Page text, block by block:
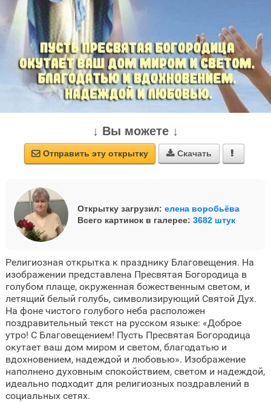
↓ Вы можете ↓
 Отправить эту открытку  Скачать 
Открытку загрузил: елена воробьёва
Всего картинок в галерее: 3682 штук
Религиозная открытка к празднику Благовещения. На
изображении представлена Пресвятая Богородица в
голубом плаще, окруженная божественным светом, и
летящий белый голубь, символизирующий Святой Дух.
На фоне чистого голубого неба расположен
поздравительный текст на русском языке: «Доброе
утро! С Благовещением! Пусть Пресвятая Богородица
окутает ваш дом миром и светом, благодатью и
вдохновением, надеждой и любовью». Изображение
наполнено духовным спокойствием, светом и надеждой,
идеально подходит для религиозных поздравлений в
социальных сетях.